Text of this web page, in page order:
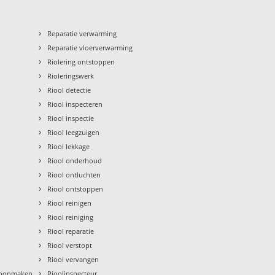
› Reparatie verwarming
› Reparatie vloerverwarming
› Riolering ontstoppen
› Rioleringswerk
› Riool detectie
› Riool inspecteren
› Riool inspectie
› Riool leegzuigen
› Riool lekkage
› Riool onderhoud
› Riool ontluchten
› Riool ontstoppen
› Riool reinigen
› Riool reiniging
› Riool reparatie
› Riool verstopt
› Riool vervangen
›